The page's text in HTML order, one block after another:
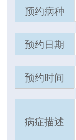
预约病种
预约日期
预约时间
病症描述